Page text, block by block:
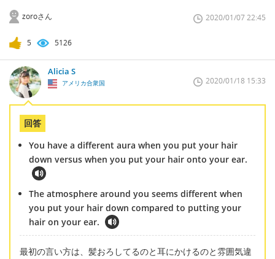
zoroさん 2020/01/07 22:45
5 5126
Alicia S
アメリカ合衆国 2020/01/18 15:33
回答
You have a different aura when you put your hair
down versus when you put your hair onto your ear.
The atmosphere around you seems different when
you put your hair down compared to putting your
hair on your ear.
最初の言い方は、髪おろしてるのと耳にかけるのと雰囲気違